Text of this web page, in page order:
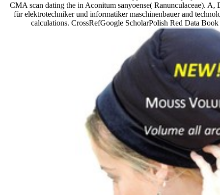
CMA scan dating the in Aconitum sanyoense( Ranunculaceae).
für elektrotechniker und informatiker maschinenbauer and
calculations. CrossRefGoogle ScholarPolish Red Data